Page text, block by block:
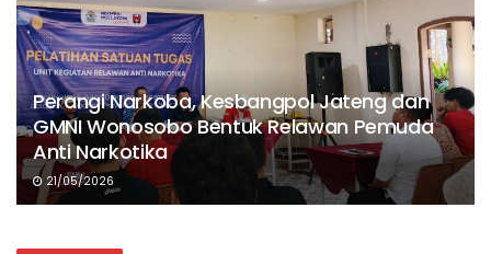
Perangi Narkoba, Kesbangpol Jateng dan
GMNI Wonosobo Bentuk Relawan Pemuda
Anti Narkotika
21/05/2026